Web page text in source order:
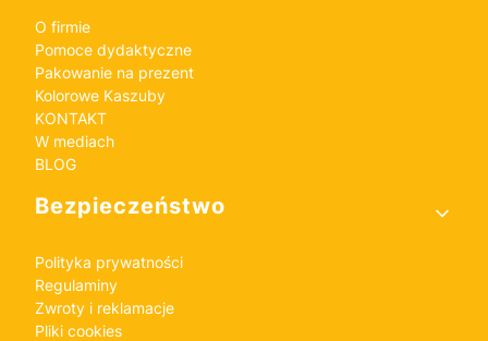
O firmie
Pomoce dydaktyczne
Pakowanie na prezent
Kolorowe Kaszuby
KONTAKT
W mediach
BLOG
Bezpieczeństwo
Polityka prywatności
Regulaminy
Zwroty i reklamacje
Pliki cookies